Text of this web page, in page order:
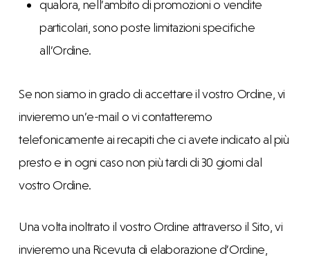
qualora, nell’ambito di promozioni o vendite
particolari, sono poste limitazioni specifiche
all’Ordine.
Se non siamo in grado di accettare il vostro Ordine, vi
invieremo un’e-mail o vi contatteremo
telefonicamente ai recapiti che ci avete indicato al più
presto e in ogni caso non più tardi di 30 giorni dal
vostro Ordine.
Una volta inoltrato il vostro Ordine attraverso il Sito, vi
invieremo una Ricevuta di elaborazione d’Ordine,